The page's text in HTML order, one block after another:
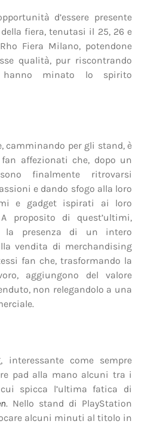
d’essere presente
fiera, tenutasi il 25, 26 e
Fiera Milano, potendone
qualità, pur riscontrando
minato lo spirito
camminando per gli stand, è
fan affezionati che, dopo un
finalmente ritrovarsi
e dando sfogo alla loro
e gadget ispirati ai loro
proposito di quest’ultimi,
la presenza di un intero
vendita di merchandising
fan che, trasformando la
aggiungono del valore
non relegandolo a una
interessante come sempre
pad alla mano alcuni tra i
spicca l’ultima fatica di
. Nello stand di PlayStation
alcuni minuti al titolo in